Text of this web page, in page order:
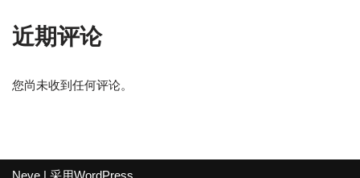
近期评论
您尚未收到任何评论。
Neve | 采用WordPress